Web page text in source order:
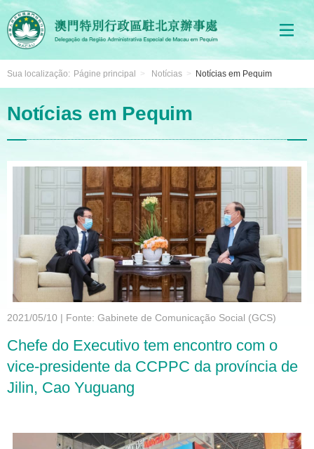
Sua localização: Págine principal > Notícias > Notícias em Pequim
Notícias em Pequim
2021/05/10 | Fonte: Gabinete de Comunicação Social (GCS)
Chefe do Executivo tem encontro com o
vice-presidente da CCPPC da província de
Jilin, Cao Yuguang